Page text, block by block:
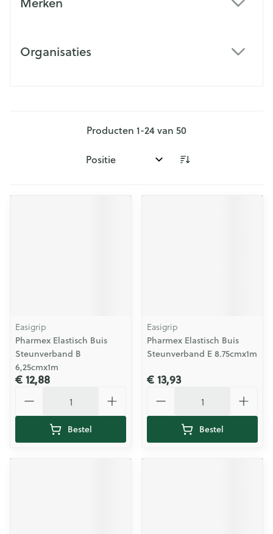
Organisaties
Producten 1-24van 50
Sorteer op:
Easigrip
Pharmex Elastisch Buis
Steunverband B
6,25cmx1m
€ 12,88
Bestel
Easigrip
Pharmex Elastisch Buis
Steunverband E 8.75cmx1m
€ 13,93
Bestel